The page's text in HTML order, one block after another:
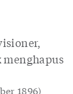
1896)